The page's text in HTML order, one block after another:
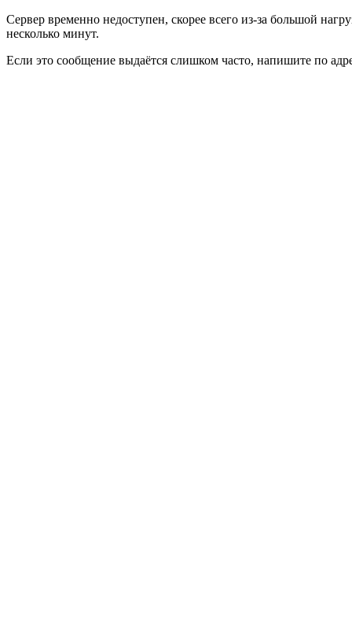
Сервер временно недоступен, скорее всего из-за большой
несколько минут.
Если это сообщение выдаётся слишком часто, напишите по